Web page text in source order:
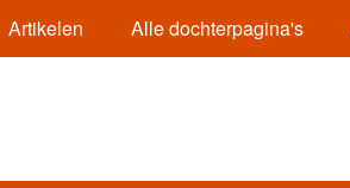
Artikelen Alle dochterpagina's